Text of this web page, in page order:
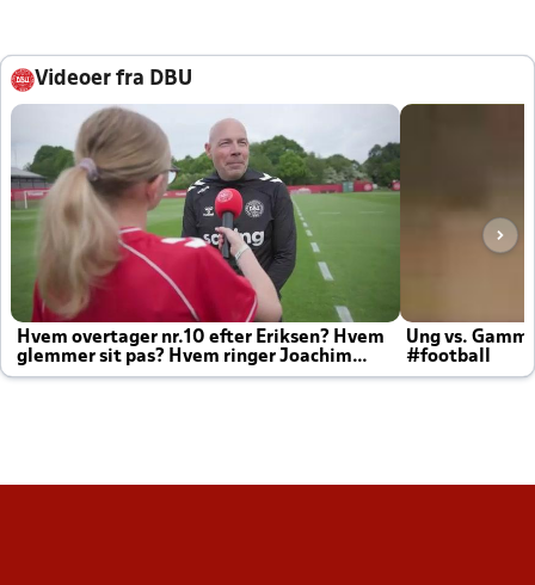
Videoer fra DBU
Hvem overtager nr.10 efter Eriksen? Hvem
glemmer sit pas? Hvem ringer Joachim
altid til efter kampe?
Ung vs.
#football